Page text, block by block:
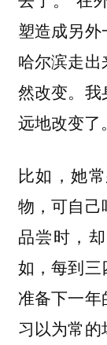
塑造成另
哈尔滨走
然改变。
远地改变了
比如，她
物，可自
品尝时，
如，每到三
准备下一
习以为常